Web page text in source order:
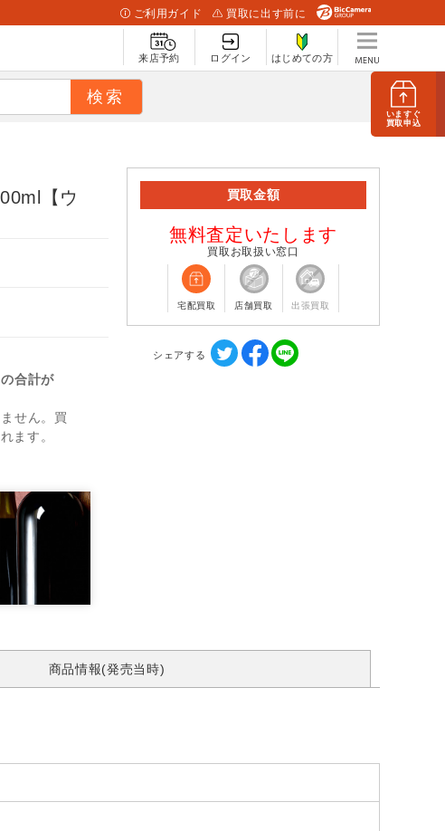
いますぐ
買取申込
ご利用ガイド 買取に出す前に
来店予約 ログイン はじめての方
【ウ
合計が
せん。買
ます。
買取金額
無料査定いたします
買取お取扱い窓口
宅配買取 店舗買取 出張買取
シェアする
商品情報(発売当時)